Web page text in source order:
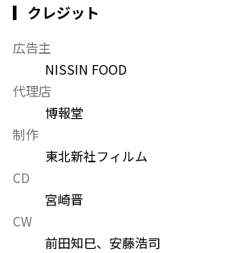
▎クレジット
広告主
NISSIN FOOD
代理店
博報堂
制作
東北新社フィルム
CD
宮崎晋
CW
前田知巳、安藤浩司